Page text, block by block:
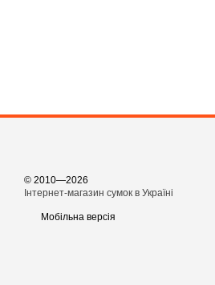
© 2010—2026
Інтернет-магазин сумок в Україні
Мобільна версія